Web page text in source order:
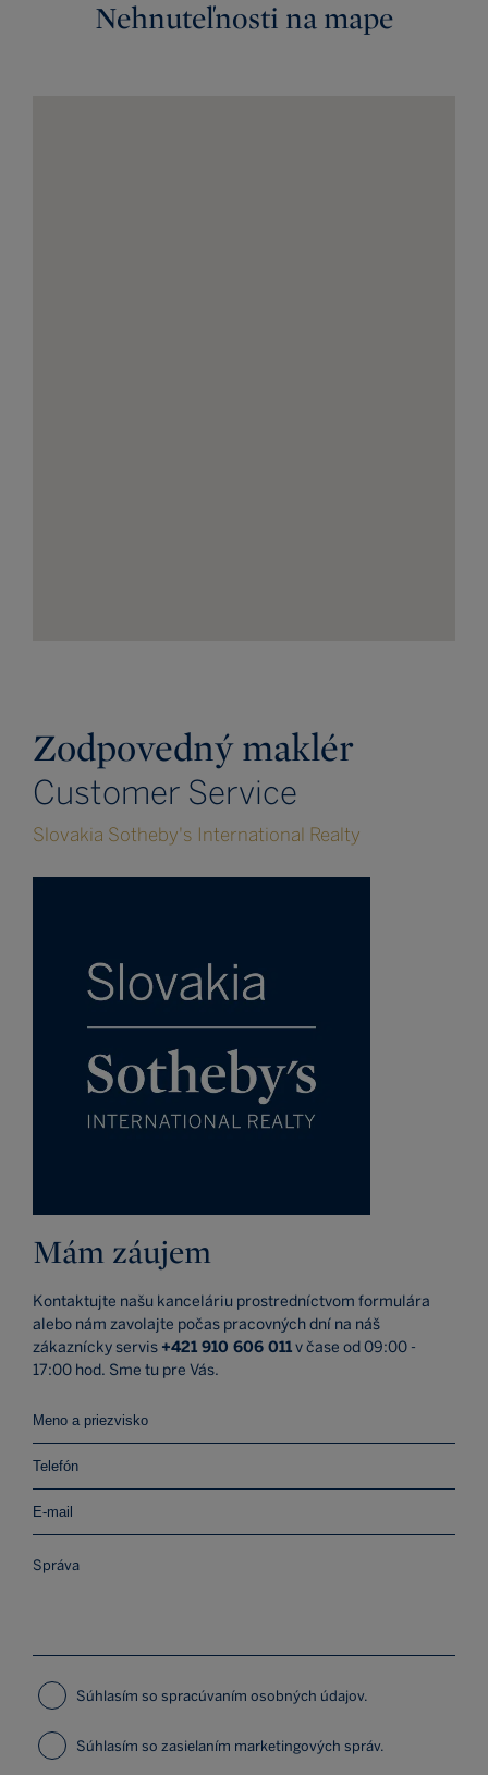
Nehnuteľnosti na mape
Zodpovedný maklér
Customer Service
Slovakia Sotheby's International Realty
Mám záujem
Kontaktujte našu kanceláriu prostredníctvom formulára
alebo nám zavolajte počas pracovných dní na náš
zákaznícky servis +421 910 606 011v čase od 09:00 -
17:00 hod. Sme tu pre Vás.
Súhlasím so spracúvaním osobných údajov.
Súhlasím so zasielaním marketingových správ.